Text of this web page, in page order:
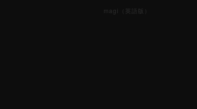
magi（英語版）